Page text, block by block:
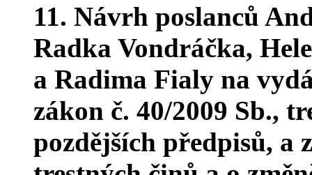
11. Návrh poslanců
Radka Vondráčka,
a Radima Fialy na
zákon č. 40/2009 Sb.,
pozdějších předpisů, a